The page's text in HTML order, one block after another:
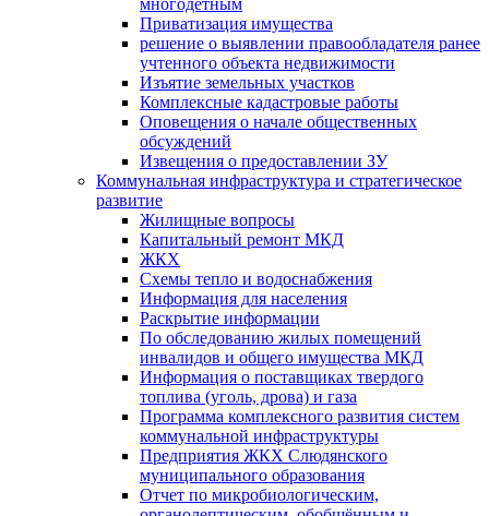
многодетным
Приватизация имущества
решение о выявлении правообладателя ранее
учтенного объекта недвижимости
Изъятие земельных участков
Комплексные кадастровые работы
Оповещения о начале общественных
обсуждений
Извещения о предоставлении ЗУ
Коммунальная инфраструктура и стратегическое
развитие
Жилищные вопросы
Капитальный ремонт МКД
ЖКХ
Схемы тепло и водоснабжения
Информация для населения
Раскрытие информации
По обследованию жилых помещений
инвалидов и общего имущества МКД
Информация о поставщиках твердого
топлива (уголь, дрова) и газа
Программа комплексного развития систем
коммунальной инфраструктуры
Предприятия ЖКХ Слюдянского
муниципального образования
Отчет по микробиологическим,